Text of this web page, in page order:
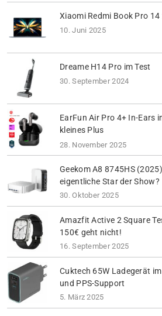
Xiaomi Redmi Book Pro 14
10. Juni 2025
Dreame H14 Pro im Test
30. September 2024
EarFun Air Pro 4+ In-Ears
kleines Plus
28. November 2025
Geekom A8 8745HS
eigentliche Star der Show?
30. Oktober 2025
Amazfit Active 2 Square
150€ geht nicht!
16. September 2025
Cuktech 65W Ladegerät
und PPS-Support
5. März 2025